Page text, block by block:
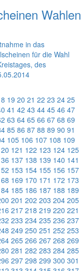
Wahlen
in das
für die Wahl
des
19 20 21 22 23 24 25
41 42 43 44 45 46 47
63 64 65 66 67 68 69
85 86 87 88 89 90 91
105 106 107 108 109
121 122 123 124 125
137 138 139 140 141
153 154 155 156 157
169 170 171 172 173
185 186 187 188 189
201 202 203 204 205
217 218 219 220 221
233 234 235 236 237
249 250 251 252 253
265 266 267 268 269
281 282 283 284 285
297 298 299 300 301